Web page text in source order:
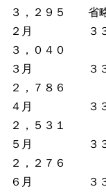
３，２９５ 省
２月 ３３２
３，０４０
３月 ３３２
２，７８６
４月 ３３２
２，５３１
５月 ３３２
２，２７６
６月 ３３２